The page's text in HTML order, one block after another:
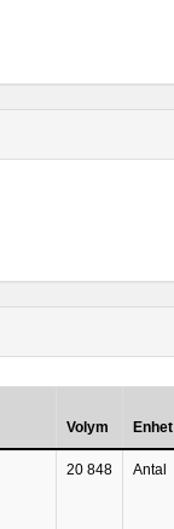
Volym Enhet
20 848 Antal